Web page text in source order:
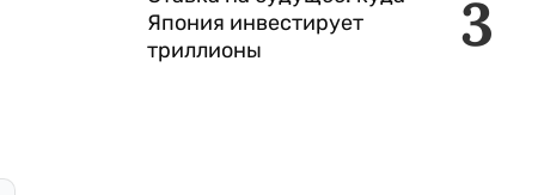
3
Япония инвестирует
триллионы